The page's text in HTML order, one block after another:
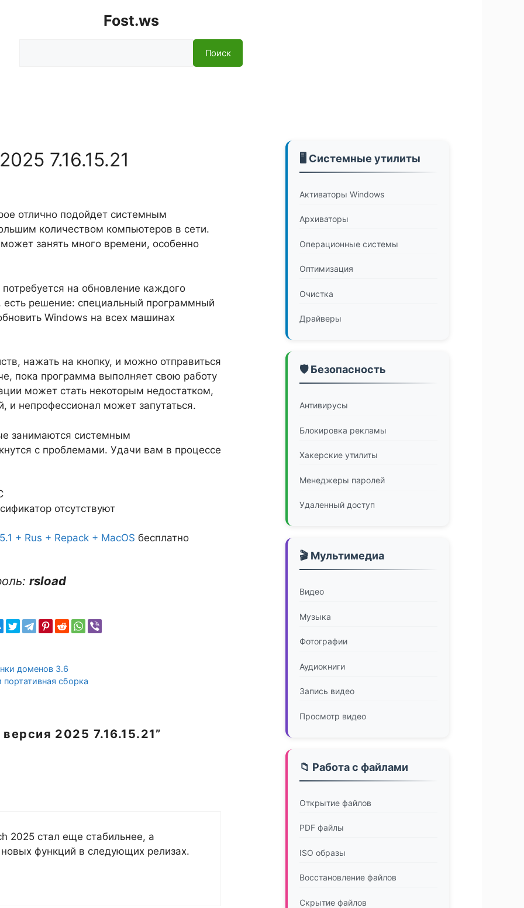
Fost.ws
Поиск
7.16.15.21
отлично подойдет системным
количеством компьютеров в сети.
занять много времени, особенно
на обновление каждого
есть решение: специальный программный
Windows на всех машинах
нажать на кнопку, и можно отправиться
пока программа выполняет свою работу
может стать некоторым недостатком,
и непрофессионал может запутаться.
занимаются системным
с проблемами. Удачи вам в процессе
отсутствуют
+ Rus + Repack + MacOS бесплатно
rsload
доменов 3.6
сборка
2025 7.16.15.21”
2025 стал еще стабильнее, а
функций в следующих релизах.
🖥️ Системные утилиты
Активаторы Windows
Архиваторы
Операционные системы
Оптимизация
Очистка
Драйверы
🛡️ Безопасность
Антивирусы
Блокировка рекламы
Хакерские утилиты
Менеджеры паролей
Удаленный доступ
🎬 Мультимедиа
Видео
Музыка
Фотографии
Аудиокниги
Запись видео
Просмотр видео
📁 Работа с файлами
Открытие файлов
PDF файлы
ISO образы
Восстановление файлов
Скрытие файлов